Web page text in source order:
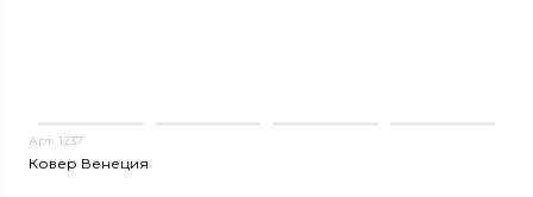
Арт. 1237
Ковер Венеция